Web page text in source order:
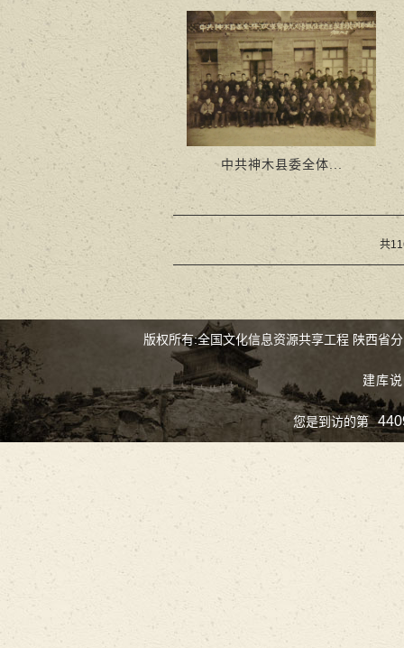
中共神木县委全体...
共
版权所有:全国文化信息资源共享工程 陕西省
建库
您是到访的第